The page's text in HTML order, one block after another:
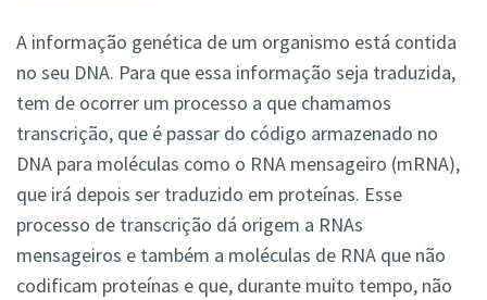
A informação genética de um organismo está contida
no seu DNA. Para que essa informação seja traduzida,
tem de ocorrer um processo a que chamamos
transcrição, que é passar do código armazenado no
DNA para moléculas como o RNA mensageiro (mRNA),
que irá depois ser traduzido em proteínas. Esse
processo de transcrição dá origem a RNAs
mensageiros e também a moléculas de RNA que não
codificam proteínas e que, durante muito tempo, não